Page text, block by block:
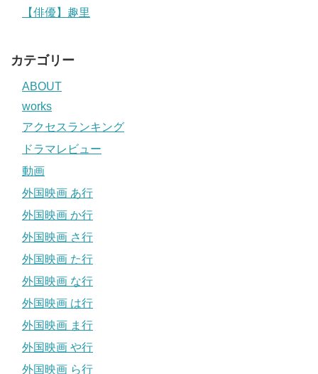
【俳優】趣里
カテゴリー
ABOUT
works
アクセスランキング
ドラマレビュー
動画
外国映画 あ行
外国映画 か行
外国映画 さ行
外国映画 た行
外国映画 な行
外国映画 は行
外国映画 ま行
外国映画 や行
外国映画 ら行